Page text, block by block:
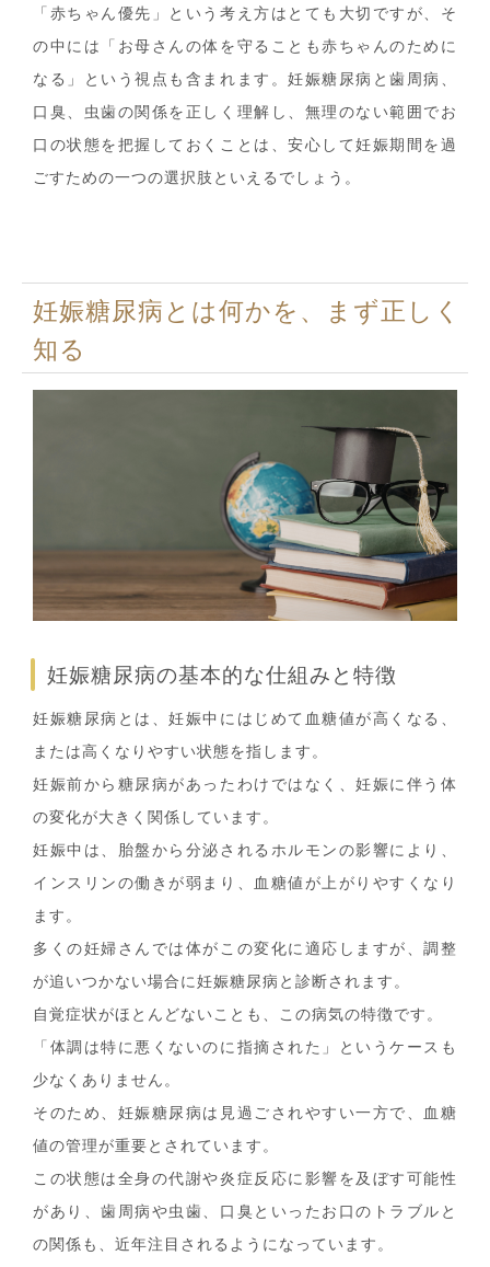
「赤ちゃん優先」という考え方はとても大切ですが、そ
の中には「お母さんの体を守ることも赤ちゃんのために
なる」という視点も含まれます。妊娠糖尿病と歯周病、
口臭、虫歯の関係を正しく理解し、無理のない範囲でお
口の状態を把握しておくことは、安心して妊娠期間を過
ごすための一つの選択肢といえるでしょう。
妊娠糖尿病とは何かを、まず正しく
知る
妊娠糖尿病の基本的な仕組みと特徴
妊娠糖尿病とは、妊娠中にはじめて血糖値が高くなる、
または高くなりやすい状態を指します。
妊娠前から糖尿病があったわけではなく、妊娠に伴う体
の変化が大きく関係しています。
妊娠中は、胎盤から分泌されるホルモンの影響により、
インスリンの働きが弱まり、血糖値が上がりやすくなり
ます。
多くの妊婦さんでは体がこの変化に適応しますが、調整
が追いつかない場合に妊娠糖尿病と診断されます。
自覚症状がほとんどないことも、この病気の特徴です。
「体調は特に悪くないのに指摘された」というケースも
少なくありません。
そのため、妊娠糖尿病は見過ごされやすい一方で、血糖
値の管理が重要とされています。
この状態は全身の代謝や炎症反応に影響を及ぼす可能性
があり、歯周病や虫歯、口臭といったお口のトラブルと
の関係も、近年注目されるようになっています。